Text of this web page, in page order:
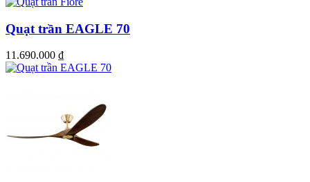
Quạt trần EAGLE 70
11.690.000 ₫